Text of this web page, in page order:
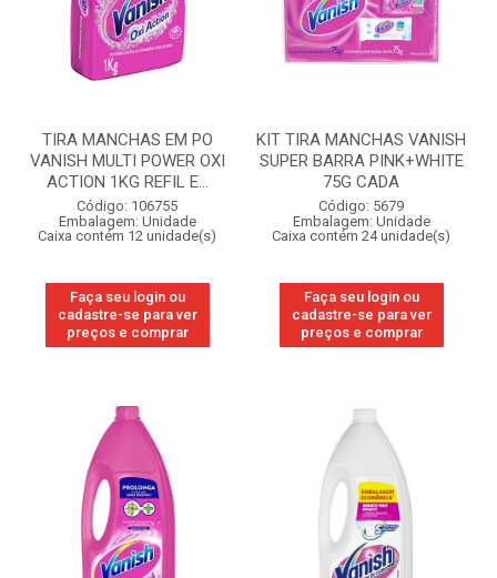
TIRA MANCHAS EM PO
VANISH MULTI POWER OXI
ACTION 1KG REFIL E...
Código: 106755
Embalagem: Unidade
Caixa contém 12 unidade(s)
Faça seu login ou
cadastre-se para ver
preços e comprar
KIT TIRA MANCHAS VANISH
SUPER BARRA PINK+WHITE
75G CADA
Código: 5679
Embalagem: Unidade
Caixa contém 24 unidade(s)
Faça seu login ou
cadastre-se para ver
preços e comprar